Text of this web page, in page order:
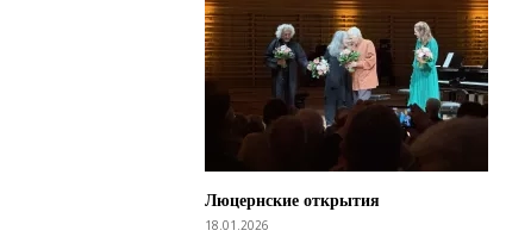
Люцернские открытия
18.01.2026